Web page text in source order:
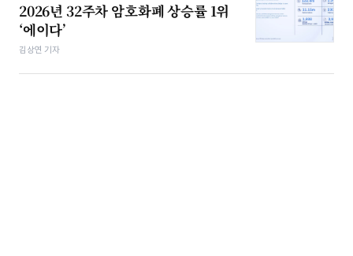
2026년 32주차 암호화폐 상승률 1위
‘에이다’
김상연 기자